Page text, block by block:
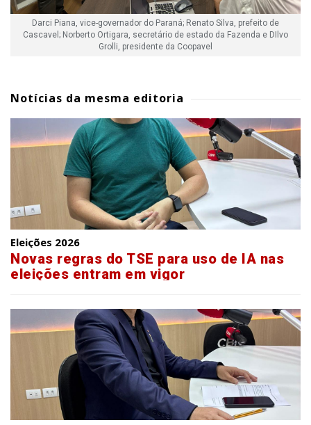
Darci Piana, vice-governador do Paraná; Renato Silva, prefeito de
Cascavel; Norberto Ortigara, secretário de estado da Fazenda e DIlvo
Grolli, presidente da Coopavel
Notícias da mesma editoria
Eleições 2026
Novas regras do TSE para uso de IA nas
eleições entram em vigor